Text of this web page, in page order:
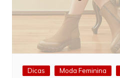
Dicas Moda Feminina